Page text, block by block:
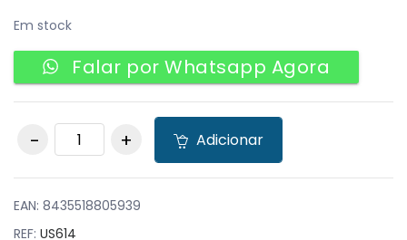
Em stock
Falar por Whatsapp Agora
Wine Coler quantity
Adicionar
EAN: 8435518805939
REF: US614